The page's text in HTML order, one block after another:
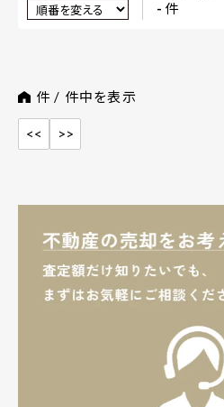
- 件
件 / 件中を表示
<< >>